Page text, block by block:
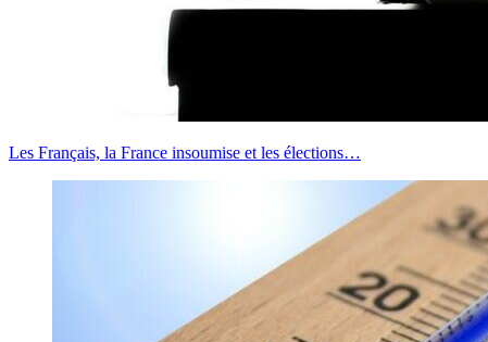
Les Français, la France insoumise et les élections…